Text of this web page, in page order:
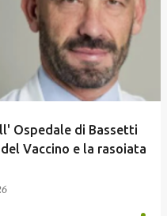
Ospedale di Bassetti
Vaccino e la rasoiata